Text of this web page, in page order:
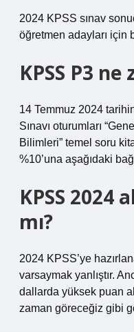
2024 KPSS sınav
öğretmen adayları için
KPSS P3
14 Temmuz 2024
Sınavı oturumları
Bilimleri” temel soru
%10’una aşağıdaki
KPSS 2024
mı?
2024 KPSS’ye
varsaymak yanlıştır.
dallarda yüksek puan
zaman göreceğiz gibi